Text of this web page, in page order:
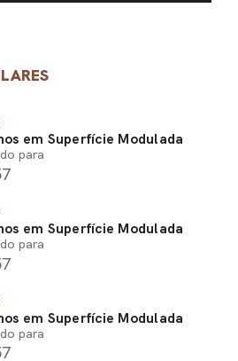
em Superfície Modulada
para
em Superfície Modulada
para
em Superfície Modulada
para